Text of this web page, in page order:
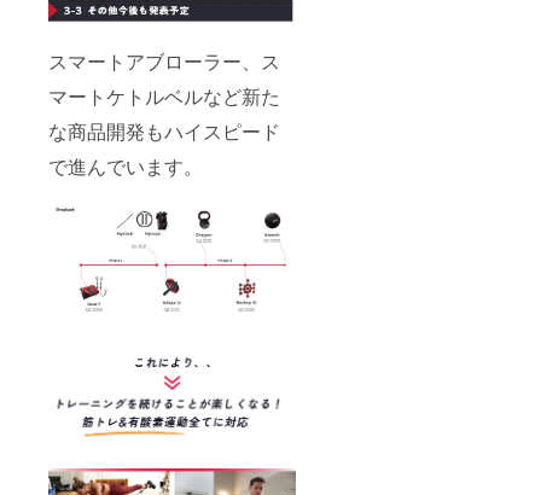
スマートアブローラー、ス
マートケトルベルなど新た
な商品開発もハイスピード
で進んでいます。